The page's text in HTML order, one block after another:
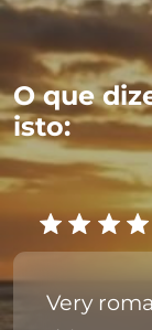
O que
isto:
Very